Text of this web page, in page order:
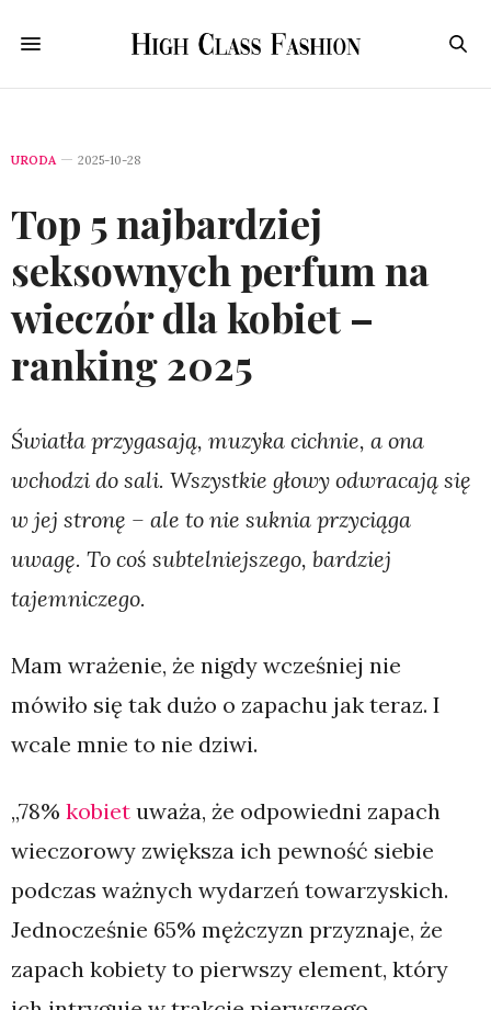
URODA 2025-10-28
Top 5 najbardziej
seksownych perfum na
wieczór dla kobiet –
ranking 2025
Światła przygasają, muzyka cichnie, a ona
wchodzi do sali. Wszystkie głowy odwracają się
w jej stronę – ale to nie suknia przyciąga
uwagę. To coś subtelniejszego, bardziej
tajemniczego.
Mam wrażenie, że nigdy wcześniej nie
mówiło się tak dużo o zapachu jak teraz. I
wcale mnie to nie dziwi.
„78% kobiet uważa, że odpowiedni zapach
wieczorowy zwiększa ich pewność siebie
podczas ważnych wydarzeń towarzyskich.
Jednocześnie 65% mężczyzn przyznaje, że
zapach kobiety to pierwszy element, który